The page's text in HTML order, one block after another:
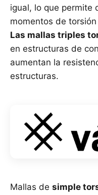
igual, lo que permite
momentos de
Las mallas triples
en estructuras de
aumentan la
estructuras.
Mallas de simple